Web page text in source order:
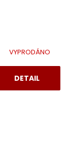
VYPRODÁNO
DETAIL